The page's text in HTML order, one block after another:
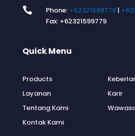
 Phone: +62321599778|
Fax: +62321599779
Quick Menu
Products
Layanan
Tentang Kami
Kontak Kami
Karir